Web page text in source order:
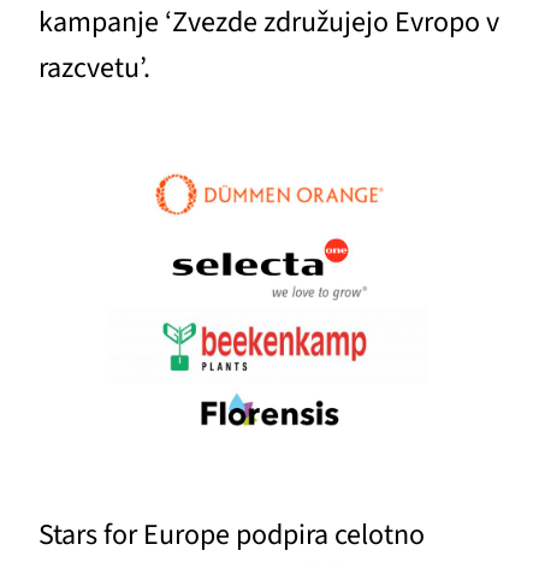
kampanje ‘Zvezde združujejo Evropo v
razcvetu’.
Stars for Europe podpira celotno